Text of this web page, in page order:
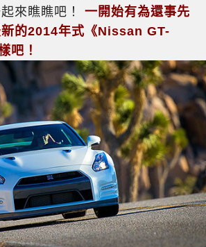
來瞧瞧吧！
一開始有為還事先
的2014年式《Nissan GT-
吧！